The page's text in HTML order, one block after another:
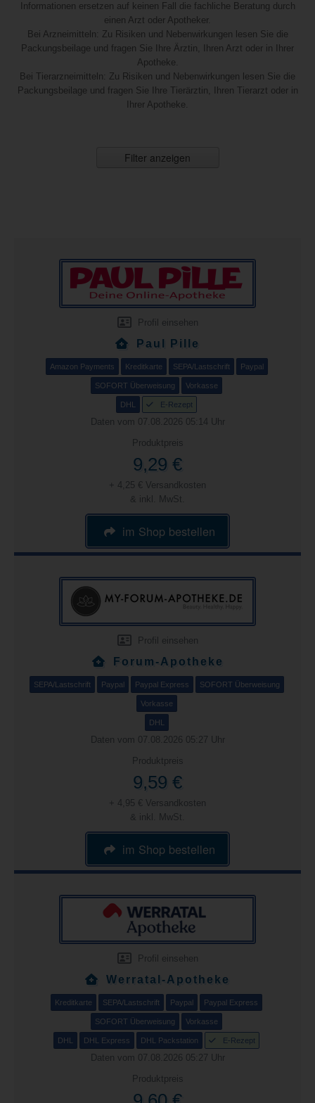
Informationen ersetzen auf keinen Fall die fachliche Beratung durch
einen Arzt oder Apotheker.
Bei Arzneimitteln: Zu Risiken und Nebenwirkungen lesen Sie die
Packungsbeilage und fragen Sie Ihre Ärztin, Ihren Arzt oder in Ihrer
Apotheke.
Bei Tierarzneimitteln: Zu Risiken und Nebenwirkungen lesen Sie die
Packungsbeilage und fragen Sie Ihre Tierärztin, Ihren Tierarzt oder in
Ihrer Apotheke.
Filter anzeigen
Profil einsehen
Paul Pille
Amazon Payments Kreditkarte SEPA/Lastschrift Paypal
SOFORT Überweisung Vorkasse
DHL E-Rezept
Daten vom 07.08.2026 05:14 Uhr
Produktpreis
9,29 €
+ 4,25 € Versandkosten
& inkl. MwSt.
im Shop bestellen
Profil einsehen
Forum-Apotheke
SEPA/Lastschrift Paypal Paypal Express SOFORT Überweisung
Vorkasse
DHL
Daten vom 07.08.2026 05:27 Uhr
Produktpreis
9,59 €
+ 4,95 € Versandkosten
& inkl. MwSt.
im Shop bestellen
Profil einsehen
Werratal-Apotheke
Kreditkarte SEPA/Lastschrift Paypal Paypal Express
SOFORT Überweisung Vorkasse
DHL DHL Express DHL Packstation E-Rezept
Daten vom 07.08.2026 05:27 Uhr
Produktpreis